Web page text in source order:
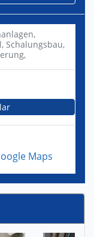
Schalungsbau,
Maps